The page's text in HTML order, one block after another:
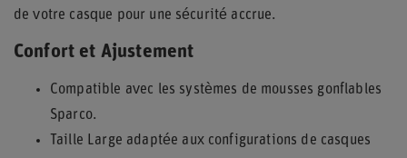
de votre casque pour une sécurité accrue.
Confort et Ajustement
Compatible avec les systèmes de mousses gonflables
Sparco.
Taille Large adaptée aux configurations de casques